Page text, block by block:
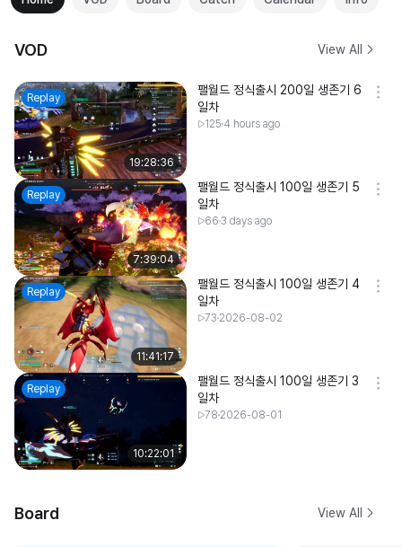
VOD View All
Replay
19:28:36
팰월드 정식출시 200일 생존기 6
일차
125 4 hours ago
Replay
7:39:04
팰월드 정식출시 100일 생존기 5
일차
66 3 days ago
Replay
11:41:17
팰월드 정식출시 100일 생존기 4
일차
73 2026-08-02
Replay
10:22:01
팰월드 정식출시 100일 생존기 3
일차
78 2026-08-01
Board View All